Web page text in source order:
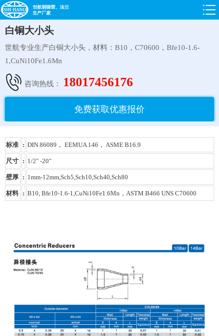
白铜大小头
世航专业生产白铜大小头，材料：B10，C70600，Bfe10-1.6-
1,CuNi10Fe1.6Mn
咨询热线： 18017456176
免费获取优惠报价
标准 : DIN 86089， EEMUA 146， ASME B16.9
尺寸 : 1/2" -20"
壁厚 : 1mm-12mm,Sch5,Sch10,Sch40,Sch80
材料 : B10, Bfe10-1.6-1,CuNi10Fe1.6Mn，ASTM B466 UNS C70600